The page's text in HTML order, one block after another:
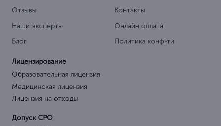
Отзывы
Наши эксперты
Блог
Контакты
Онлайн оплата
Политика конф-ти
Лицензирование
Образовательная лицензия
Медицинская лицензия
Лицензия на отходы
Допуск СРО